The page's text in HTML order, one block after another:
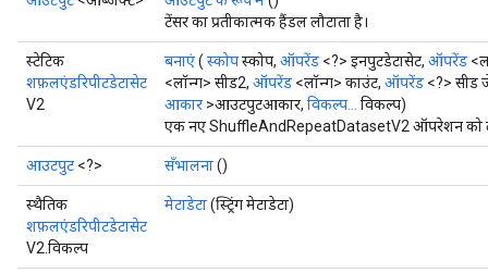
टेंसर का प्रतीकात्मक हैंडल लौटाता है।
स्टेटिक
शफ़लएंडरिपीटडेटासेट
V2
बनाएं( स्कोपस्कोप, ऑपरेंड <?> इनपुटडेटासेट, ऑपरेंड
<लॉन्ग> सीड2, ऑपरेंड <लॉन्ग> काउंट, ऑपरेंड <?> सीड
आकार >आउटपुटआकार, विकल्प...
विकल्प)
एक नए ShuffleAndRepeatDatasetV2 ऑपरेशन को
आउटपुट <?> सँभालना()
स्थैतिक
शफ़लएंडरिपीटडेटासेट
V2.विकल्प
मेटाडेटा(स्ट्रिंग मेटाडेटा)